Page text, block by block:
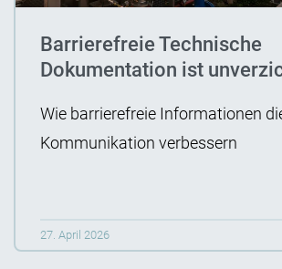
Barrierefreie Technische
Dokumentation ist
Wie barrierefreie Informationen
Kommunikation verbessern
27. April 2026